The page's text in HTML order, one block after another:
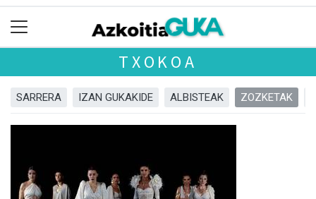
TXOKOA
SARRERA IZAN GUKAKIDE ALBISTEAK ZOZKETAK